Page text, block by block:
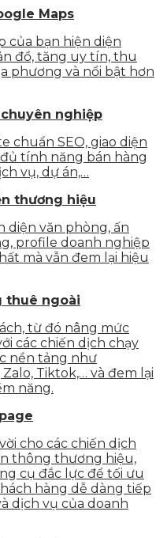
Maps
của bạn hiện diện
đồ, tăng uy tín, thu
phương và nổi bật hơn
nghiệp
chuẩn SEO, giao diện
tính năng bán hàng
vụ, dự án,…
thương hiệu
diện văn phòng, ấn
profile doanh nghiệp
mà vẫn đem lại hiệu
thuê ngoài
từ đó nâng mức
các chiến dịch chạy
nền tảng như
Tiktok,… và đem lại
năng.
cho các chiến dịch
thông thương hiệu,
cụ đắc lực để tối ưu
hàng dễ dàng tiếp
dịch vụ của doanh